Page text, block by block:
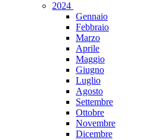
2024
Gennaio
Febbraio
Marzo
Aprile
Maggio
Giugno
Luglio
Agosto
Settembre
Ottobre
Novembre
Dicembre